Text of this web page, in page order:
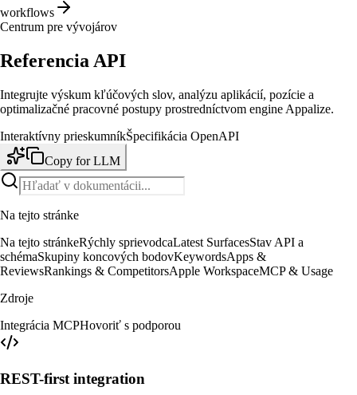
workflows
Centrum pre vývojárov
Referencia API
Integrujte výskum kľúčových slov, analýzu aplikácií, pozície a
optimalizačné pracovné postupy prostredníctvom engine Appalize.
Interaktívny prieskumníkŠpecifikácia OpenAPI
Copy for LLM
Na tejto stránke
Na tejto stránkeRýchly sprievodcaLatest SurfacesStav API a
schémaSkupiny koncových bodovKeywordsApps &
ReviewsRankings & CompetitorsApple WorkspaceMCP & Usage
Zdroje
Integrácia MCPHovoriť s podporou
REST-first integration